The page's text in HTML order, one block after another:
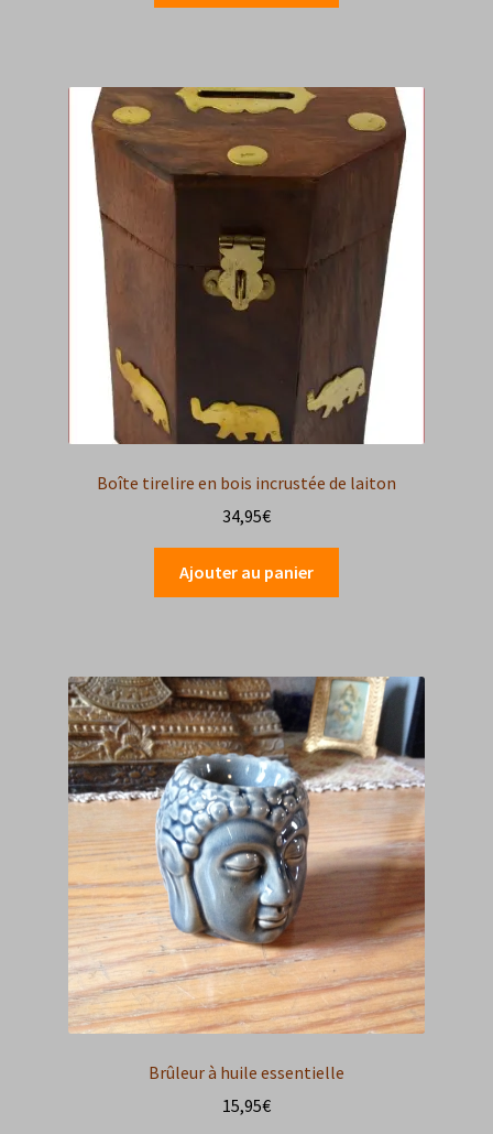
Boîte tirelire en bois incrustée de laiton
34,95€
Ajouter au panier
Brûleur à huile essentielle
15,95€